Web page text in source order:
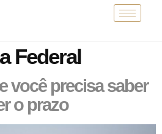
Federal
você precisa saber
o prazo